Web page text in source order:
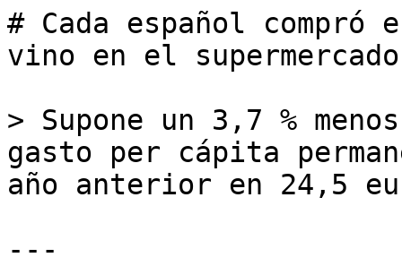
# Cada español
vino en el supermercado
> Supone un 3,7 %
gasto per cápita
año anterior en 24,5
---